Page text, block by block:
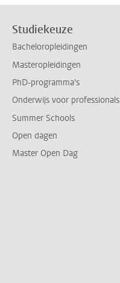
Studiekeuze
Bacheloropleidingen
Masteropleidingen
PhD-programma's
Onderwijs voor professionals
Summer Schools
Open dagen
Master Open Dag